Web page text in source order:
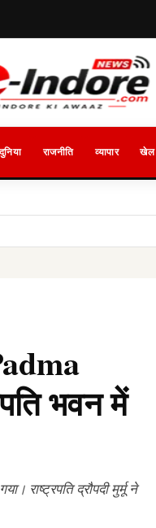
राजनीति व्यापार खेल
भवन में
राष्ट्रपति द्रौपदी मुर्मू ने